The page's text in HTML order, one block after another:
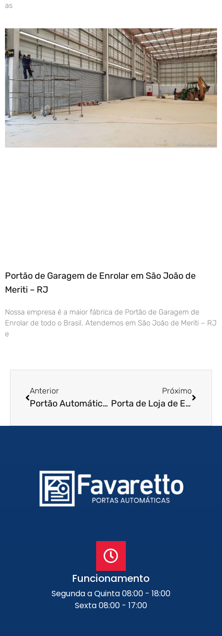
as
Portão de Garagem de Enrolar em São João de
Meriti – RJ
Nossa empresa é a maior fábrica de Portão de Garagem de
Enrolar de todo o Brasil. Atendemos em São João de Meriti – RJ
e
Anterior
Portão Automático de Enrolar em Mauá – SP
Próximo
Porta de Loja de Enrolar em Santa Barbara d’Oeste – SP
Funcionamento
Segunda a Quinta 08:00 - 18:00
Sexta 08:00 - 17:00